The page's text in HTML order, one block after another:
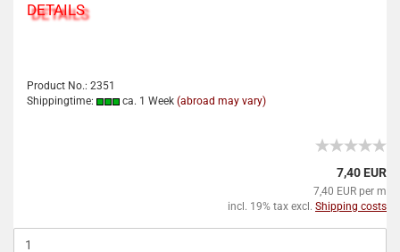
DETAILS
Product No.: 2351
Shippingtime:
ca. 1 Week (abroad may vary)
7,40 EUR
7,40 EUR per m
incl. 19% tax excl. Shipping costs